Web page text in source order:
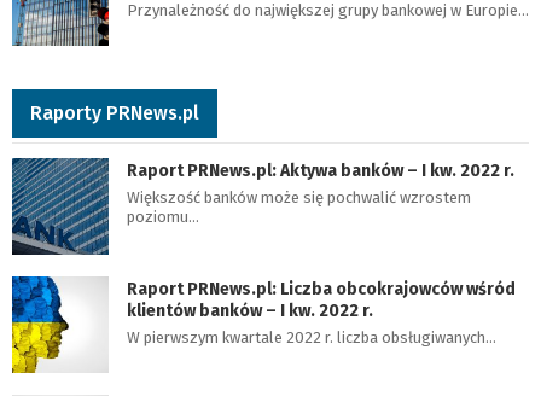
Przynależność do największej grupy bankowej w Europie…
Raporty PRNews.pl
Raport PRNews.pl: Aktywa banków – I kw. 2022 r.
Większość banków może się pochwalić wzrostem
poziomu…
Raport PRNews.pl: Liczba obcokrajowców wśród
klientów banków – I kw. 2022 r.
W pierwszym kwartale 2022 r. liczba obsługiwanych…